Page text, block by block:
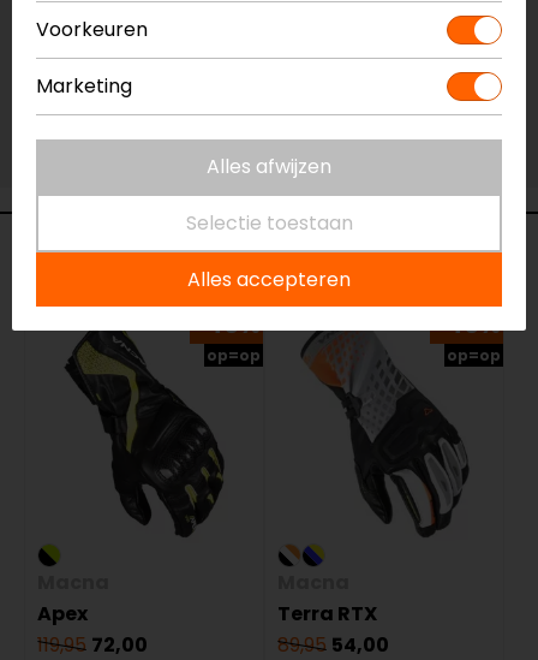
Niet op voorraad
Vestiging Eindhoven
Niet op voorraad
Gerelateerde producten
-40%
op=op
Apex
119,95 72,00
-40%
op=op
Terra RTX
89,95 54,00
Voorkeuren
Marketing
Alles afwijzen
Selectie toestaan
Alles accepteren